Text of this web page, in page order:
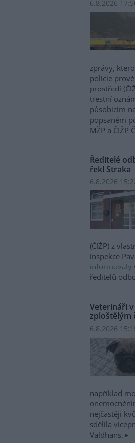
6.8.2026
zprávy,
policie
prostředí
trestní
působícím
popsaném
MŽP a ČIŽP
Ředitelé
řekl Straka
6.8.2026
(ČIŽP) z
inspekce
informovaly
ředitelů
Veterináři
zploštělým
6.8.2026
například
nejčastěji
sdělila
Valdhans.